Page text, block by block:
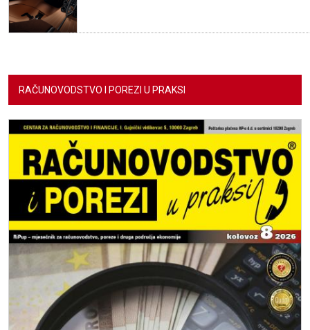
RAČUNOVODSTVO I POREZI U PRAKSI